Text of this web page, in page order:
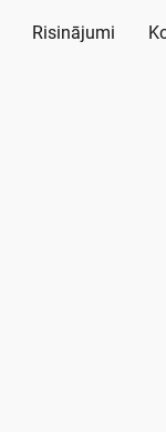
Risinājumi